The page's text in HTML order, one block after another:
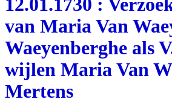
12.01.1730 :
van Maria Van
Waeyenberghe als
wijlen Maria Van
Mertens